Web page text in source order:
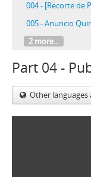
004 - [Recorte de
005 - Anuncio
2 more...
Part 04 -
Other languages